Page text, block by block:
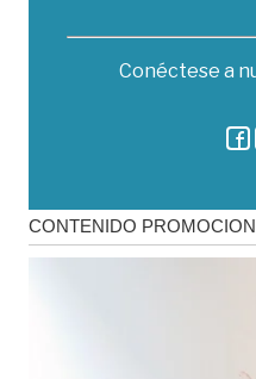
Conéctese a